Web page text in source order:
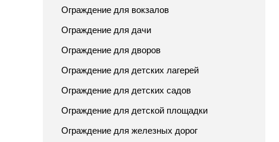
Ограждение для вокзалов
Ограждение для дачи
Ограждение для дворов
Ограждение для детских лагерей
Ограждение для детских садов
Ограждение для детской площадки
Ограждение для железных дорог